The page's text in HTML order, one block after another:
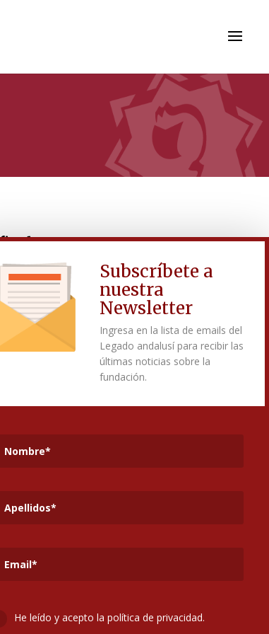
Subscríbete a
nuestra
Newsletter
Ingresa en la lista de emails del
Legado andalusí para recibir las
últimas noticias sobre la
fundación.
He leído y acepto la política de privacidad.